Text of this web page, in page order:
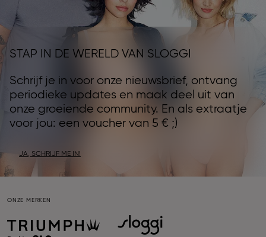
STAP IN DE WERELD VAN SLOGGI
Schrijf je in voor onze nieuwsbrief, ontvang
periodieke updates en maak deel uit van
onze groeiende community. En als extraatje
voor jou: een voucher van 5 € ;)
JA, SCHRIJF ME IN!
ONZE MERKEN